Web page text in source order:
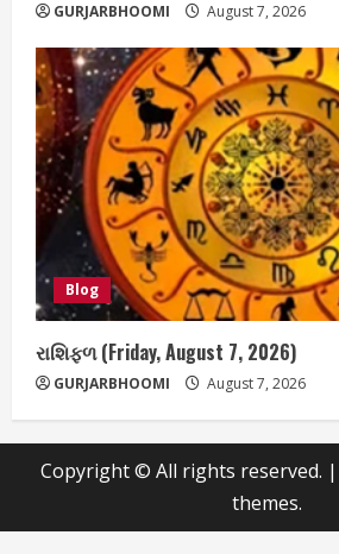
GURJARBHOOMI August 7, 2026
Blog
રાશિફળ (Friday, August 7, 2026)
GURJARBHOOMI August 7, 2026
Copyright © All rights reserved. |
themes.